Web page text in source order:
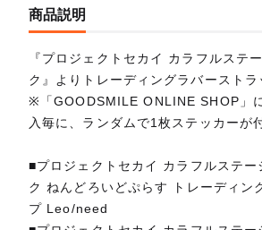
商品説明
『プロジェクトセカイ カラフルステ
ク』よりトレーディングラバーストラ
※「GOODSMILE ONLINE SHOP」
入毎に、ランダムで1枚ステッカーが
■プロジェクトセカイ カラフルステー
ク ねんどろいどぷらす トレーディン
プ Leo/need